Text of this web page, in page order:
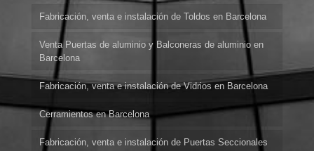
Fabricación, venta e instalación de Toldos en Barcelona
Venta Puertas de aluminio y Balconeras de aluminio en
Barcelona
Fabricación, venta e instalación de Vidrios en Barcelona
Cerramientos en Barcelona
Fabricación, venta e instalación de Puertas Seccionales